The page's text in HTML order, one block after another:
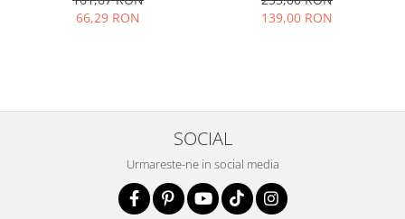
66,29 RON
139,00 RON
SOCIAL
Urmareste-ne in social media